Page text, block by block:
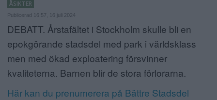
ANNONSERA
NÄRINGSLIV
MER
ÅSIKTER
Publicerad 16:57, 16 juli 2024
DEBATT. Årstafältet i Stockholm skulle bli en
epokgörande stadsdel med park i världsklass
men med ökad exploatering försvinner
kvaliteterna. Barnen blir de stora förlorarna.
Här kan du prenumerera på Bättre Stadsdel